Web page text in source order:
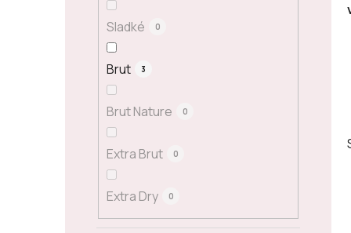
Sladké 0
Brut 3
Brut Nature 0
Extra Brut 0
Extra Dry 0